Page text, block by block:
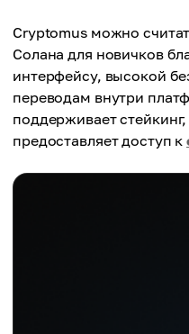
Cryptomus можно
Солана для новичков
интерфейсу, высокой
переводам внутри
поддерживает
предоставляет доступ к